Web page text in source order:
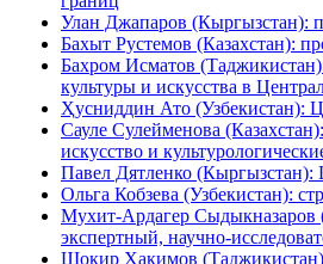
Улан Джапаров (Кыргызстан):
Бахыт Рустемов (Казахстан):
Бахром Исматов
культуры и искусства в
Ҳусниддин Ато (Узбекистан):
Сауле Сулейменова
искусство и
Павел Дятленко (Кыргызстан):
Ольга Кобзева (Узбекистан):
Мухит-Ардагер Сыдыкназаров
экспертный, научно-
Шокир Хакимов (Таджикистан):